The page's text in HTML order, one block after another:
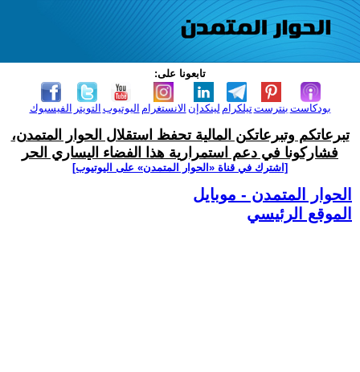
تابعونا على:
الفيسبوك التويتر اليوتيوب الانستغرام لينكدإن تيلكرامبنترست بودكاست
تبرعاتكم وتبرعاتكن المالية تحفظ استقلال الحوار المتمدن،
فشاركونا في دعم استمرارية هذا الفضاء اليساري الحر
[اشترك في قناة ‫«الحوار المتمدن» على اليوتيوب]
الحوار المتمدن - موبايل
الموقع الرئيسي